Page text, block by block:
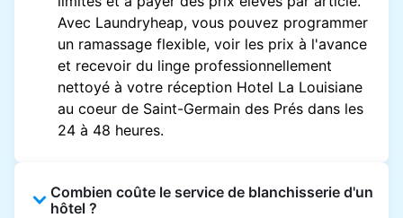
Avec Laundryheap, vous pouvez programmer
un ramassage flexible, voir les prix à l'avance
et recevoir du linge professionnellement
nettoyé à votre réception Hotel La Louisiane
au coeur de Saint-Germain des Prés dans les
24 à 48 heures.
Combien coûte le service de blanchisserie d'un
hôtel ?